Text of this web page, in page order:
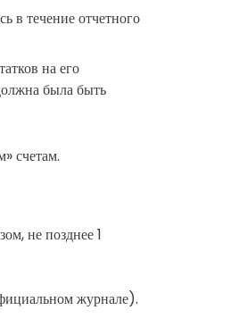
в течение отчетного
на его
была быть
счетам.
не позднее 1
журнале).